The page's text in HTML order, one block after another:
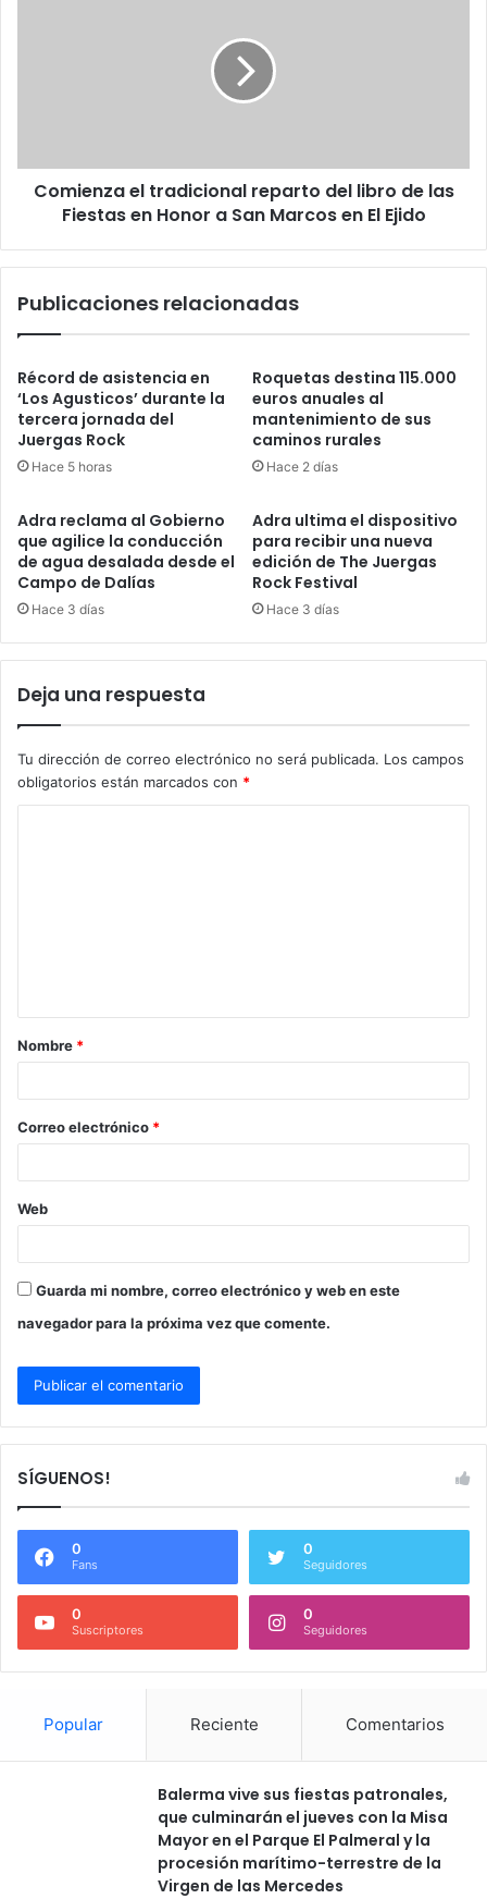
Comienza el tradicional reparto del libro de las
Fiestas en Honor a San Marcos en El Ejido
Publicaciones relacionadas
Récord de asistencia en
‘Los Agusticos’ durante la
tercera jornada del
Juergas Rock
Hace 5 horas
Roquetas destina 115.000
euros anuales al
mantenimiento de sus
caminos rurales
Hace 2 días
Adra reclama al Gobierno
que agilice la conducción
de agua desalada desde el
Campo de Dalías
Hace 3 días
Adra ultima el dispositivo
para recibir una nueva
edición de The Juergas
Rock Festival
Hace 3 días
Deja una respuesta
Tu dirección de correo electrónico no será publicada. Los campos
obligatorios están marcados con *
a
r
*
Nombre *
Correo electrónico *
Web
Guarda mi nombre, correo electrónico y web en este
navegador para la próxima vez que comente.
SÍGUENOS!
0
Fans
0
Seguidores
0
Suscriptores
0
Seguidores
Popular Reciente Comentarios
Balerma vive sus fiestas patronales,
que culminarán el jueves con la Misa
Mayor en el Parque El Palmeral y la
procesión marítimo-terrestre de la
Virgen de las Mercedes